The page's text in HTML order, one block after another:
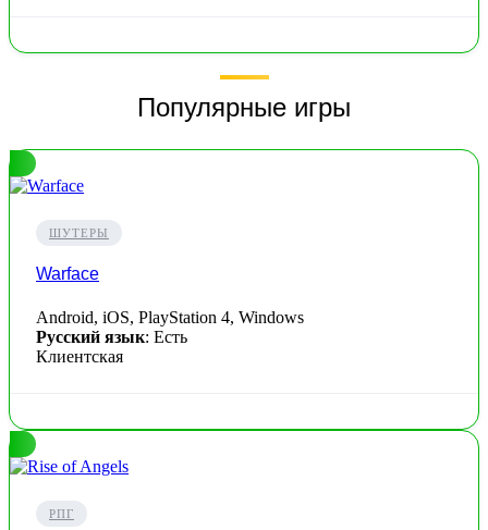
Популярные игры
ШУТЕРЫ
Warface
Android, iOS, PlayStation 4, Windows
Русский язык: Есть
Клиентская
РПГ